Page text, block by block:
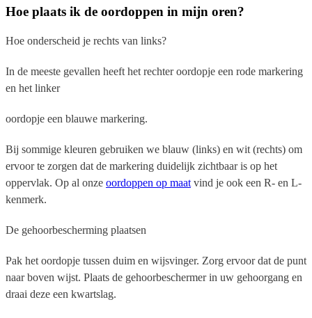
Hoe plaats ik de oordoppen in mijn oren?
Hoe onderscheid je rechts van links?
In de meeste gevallen heeft het rechter oordopje een rode markering
en het linker
oordopje een blauwe markering.
Bij sommige kleuren gebruiken we blauw (links) en wit (rechts) om
ervoor te zorgen dat de markering duidelijk zichtbaar is op het
oppervlak. Op al onze oordoppen op maat vind je ook een R- en L-
kenmerk.
De gehoorbescherming plaatsen
Pak het oordopje tussen duim en wijsvinger. Zorg ervoor dat de punt
naar boven wijst. Plaats de gehoorbeschermer in uw gehoorgang en
draai deze een kwartslag.